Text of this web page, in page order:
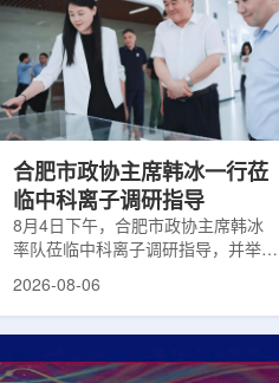
Media/Adobe Stock)这项 imPACT
评估由国际原子能机构、世界卫生组
织/泛美卫生组织和国际癌症研究机
构共同开展，应巴哈马卫生与健康部
请求进行，重点评估该国癌症防控能
力和实际需求。6月9日至11日，专
合肥市政协主席韩冰一行莅
临中科离子调研指导
8月4日下午，合肥市政协主席韩冰
率队莅临中科离子调研指导，并举行
座谈交流。市人大常委会副主任雍凤
中国科学院合肥物质科学研究院副院
2026-08-06